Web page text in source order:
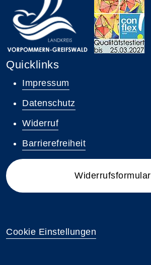
Quicklinks
Impressum
Datenschutz
Widerruf
Barrierefreiheit
Widerrufsformular
Cookie Einstellungen